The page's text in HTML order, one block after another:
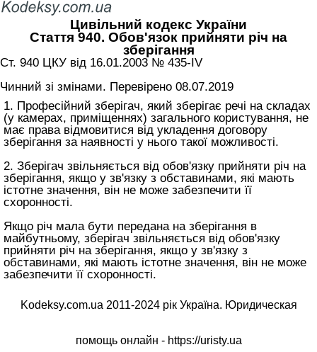
Цивільний кодекс України
Стаття 940. Обов'язок прийняти річ на
зберігання
Ст. 940 ЦКУ від 16.01.2003 № 435-IV
Чинний зі змінами. Перевірено 08.07.2019
1. Професійний зберігач, який зберігає речі на складах
(у камерах, приміщеннях) загального користування, не
має права відмовитися від укладення договору
зберігання за наявності у нього такої можливості.
2. Зберігач звільняється від обов'язку прийняти річ на
зберігання, якщо у зв'язку з обставинами, які мають
істотне значення, він не може забезпечити її
схоронності.
Якщо річ мала бути передана на зберігання в
майбутньому, зберігач звільняється від обов'язку
прийняти річ на зберігання, якщо у зв'язку з
обставинами, які мають істотне значення, він не може
забезпечити її схоронності.
Kodeksy.com.ua 2011-2024 рік Україна. Юридическая
помощь онлайн - https://uristy.ua